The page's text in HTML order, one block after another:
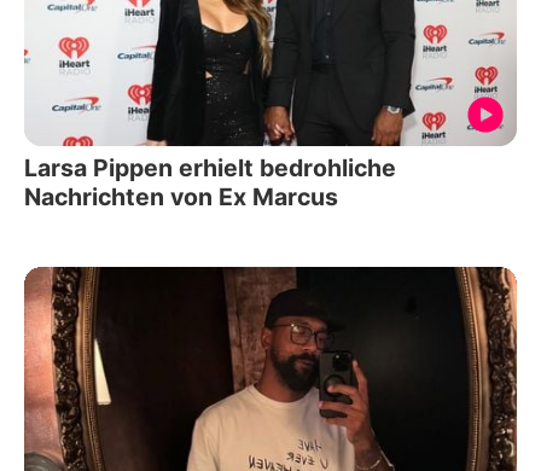
Larsa Pippen erhielt bedrohliche
Nachrichten von Ex Marcus